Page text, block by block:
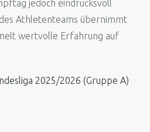
jedoch eindrucksvoll
Athletenteams übernimmt
wertvolle Erfahrung auf
2025/2026 (Gruppe A)